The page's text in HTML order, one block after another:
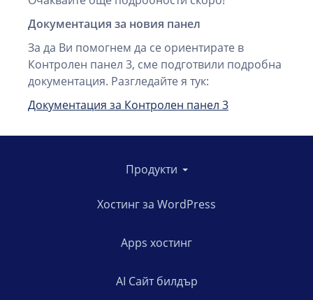
Документация за новия панел
За да Ви помогнем да се ориентирате в
Контролен панел 3, сме подготвили подробна
документация. Разгледайте я тук:
Документация за Контролен панел 3
Продукти
Хостинг за WordPress
Apps хостинг
AI Сайт билдър